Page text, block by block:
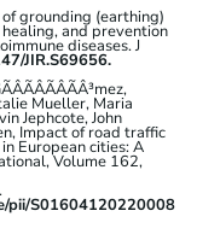
of grounding (earthing)
and prevention
diseases. J
JIR.S69656.
Mueller, Maria
Jephcote, John
Impact of road traffic
European cities: A
Volume 162,
pii/S01604120220008